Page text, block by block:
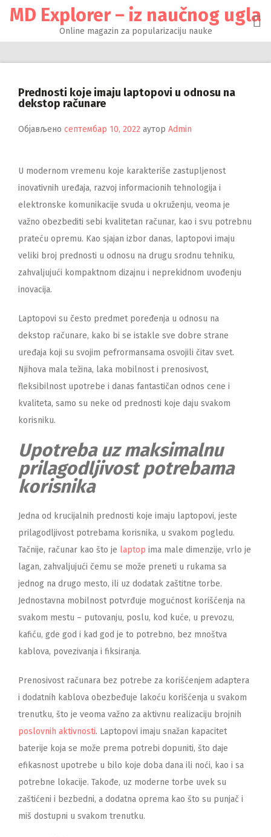
MD Explorer – iz naučnog ugla
Online magazin za popularizaciju nauke
Prednosti koje imaju laptopovi u odnosu na
dekstop računare
Објављено септембар 10, 2022 аутор Admin
U modernom vremenu koje karakteriše zastupljenost
inovativnih uređaja, razvoj informacionih tehnologija i
elektronske komunikacije svuda u okruženju, veoma je
važno obezbediti sebi kvalitetan računar, kao i svu potrebnu
prateću opremu. Kao sjajan izbor danas, laptopovi imaju
veliki broj prednosti u odnosu na drugu srodnu tehniku,
zahvaljujući kompaktnom dizajnu i neprekidnom uvođenju
inovacija.
Laptopovi su često predmet poređenja u odnosu na
dekstop računare, kako bi se istakle sve dobre strane
uređaja koji su svojim pefrormansama osvojili čitav svet.
Njihova mala težina, laka mobilnost i prenosivost,
fleksibilnost upotrebe i danas fantastičan odnos cene i
kvaliteta, samo su neke od prednosti koje daju svakom
korisniku.
Upotreba uz maksimalnu
prilagodljivost potrebama
korisnika
Jedna od krucijalnih prednosti koje imaju laptopovi, jeste
prilagodljivost potrebama korisnika, u svakom pogledu.
Tačnije, računar kao što je laptop ima male dimenzije, vrlo je
lagan, zahvaljujući čemu se može preneti u rukama sa
jednog na drugo mesto, ili uz dodatak zaštitne torbe.
Jednostavna mobilnost potvrđuje mogućnost korišćenja na
svakom mestu – putovanju, poslu, kod kuće, u prevozu,
kafiću, gde god i kad god je to potrebno, bez mnoštva
kablova, povezivanja i fiksiranja.
Prenosivost računara bez potrebe za korišćenjem adaptera
i dodatnih kablova obezbeđuje lakoću korišćenja u svakom
trenutku, što je veoma važno za aktivnu realizaciju brojnih
poslovnih aktivnosti. Laptopovi imaju snažan kapacitet
baterije koja se može prema potrebi dopuniti, što daje
efikasnost upotrebe u bilo koje doba dana ili noći, kao i sa
potrebne lokacije. Takođe, uz moderne torbe uvek su
zaštićeni i bezbedni, a dodatna oprema kao što su punjač i
miš dostupni u svakom trenutku.